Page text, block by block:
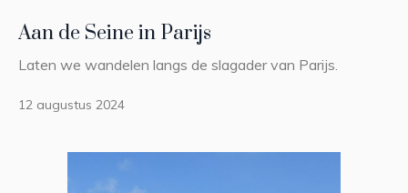
Aan de Seine in Parijs
Laten we wandelen langs de slagader van Parijs.
12 augustus 2024